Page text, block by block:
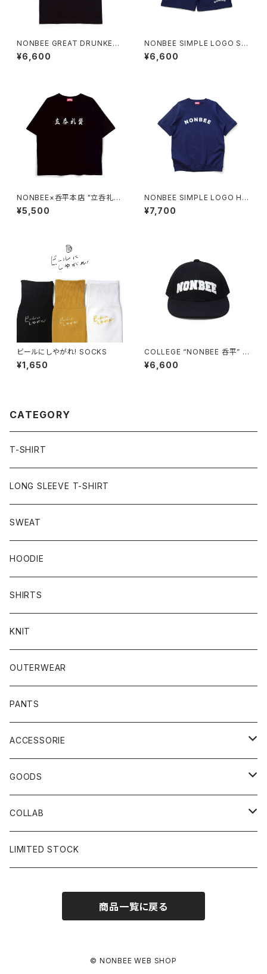
NONBEE GREAT DRUNKER
TEE black
¥6,600
NONBEE SIMPLE LOGO SW
¥6,600
NONBEE×呑平本店 "立呑礼
賛" TEE black/white
¥5,500
NONBEE SIMPLE LOGO HA
¥7,700
ビールにしやがれ! SOCKS
¥1,650
COLLEGE “NONBEE 呑平” L
OGO BASEBALL CAP
¥6,600
CATEGORY
T-SHIRT
LONG SLEEVE T-SHIRT
SWEAT
HOODIE
SHIRTS
KNIT
OUTERWEAR
PANTS
ACCESSORIE
CAP
BUCKET HAT
SOCKS
GOODS
STICKER
GLASS
COLLAB
×岩井ジョニ男
LIMITED STOCK
商品一覧に戻る
© NONBEE WEB SHOP